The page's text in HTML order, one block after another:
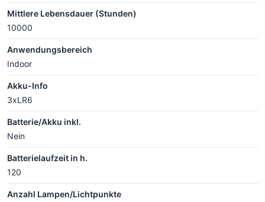
Mittlere Lebensdauer (Stunden)
10000
Anwendungsbereich
Indoor
Akku-Info
3xLR6
Batterie/Akku inkl.
Nein
Batterielaufzeit in h.
120
Anzahl Lampen/Lichtpunkte